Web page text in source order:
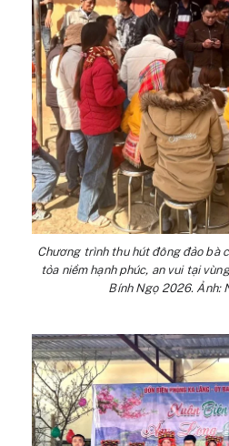
Chương trình thu hút đông đảo bà
tỏa niềm hạnh phúc, an vui tại
Bính Ngọ 2026. Ảnh: